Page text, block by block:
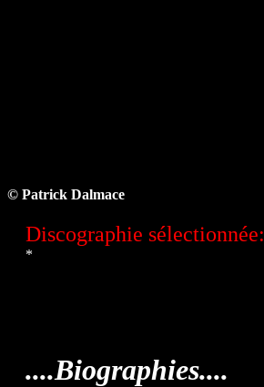
© Patrick Dalmace
Discographie sélectionnée:
*
....Biographies....